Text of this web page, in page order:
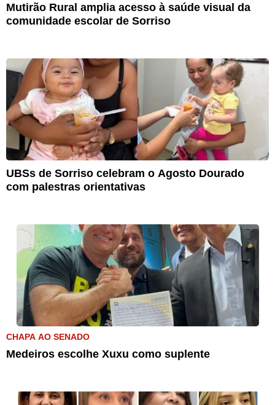
Mutirão Rural amplia acesso à saúde visual da
comunidade escolar de Sorriso
UBSs de Sorriso celebram o Agosto Dourado
com palestras orientativas
CHAPA AO SENADO
Medeiros escolhe Xuxu como suplente